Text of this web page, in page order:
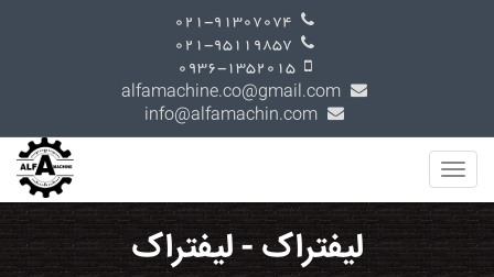
لیفتراک - لیفتراک